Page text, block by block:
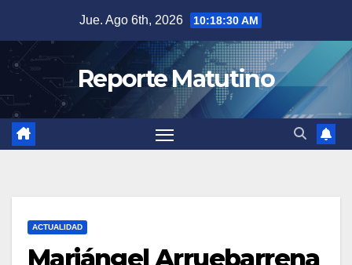
contenido
Jue. Ago 6th, 2026 10:18:31 AM
Reporte Matutino
ACTUALIDAD
Mariángel Arruebarrena